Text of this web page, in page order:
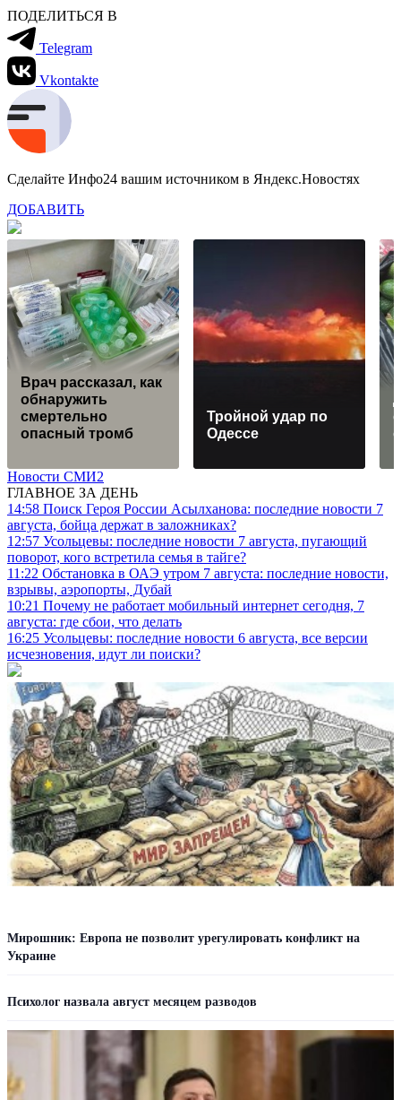
ПОДЕЛИТЬСЯ В
Telegram
Vkontakte
Сделайте Инфо24 вашим источником в Яндекс.Новостях
ДОБАВИТЬ
Врач рассказал, как
обнаружить
смертельно
опасный тромб
Тройной удар по
Одессe
Новости СМИ2
ГЛАВНОЕ ЗА ДЕНЬ
14:58 Поиск Героя России Асылханова: последние новости 7
августа, бойца держат в заложниках?
12:57 Усольцевы: последние новости 7 августа, пугающий
поворот, кого встретила семья в тайге?
11:22 Обстановка в ОАЭ утром 7 августа: последние новости,
взрывы, аэропорты, Дубай
10:21 Почему не работает мобильный интернет сегодня, 7
августа: где сбои, что делать
16:25 Усольцевы: последние новости 6 августа, все версии
исчезновения, идут ли поиски?
Мирошник: Европа не позволит урегулировать конфликт на
Украине
Психолог назвала август месяцем разводов